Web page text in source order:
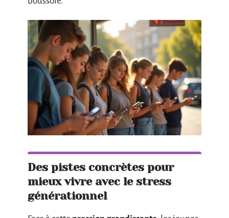
Des pistes concrètes pour
mieux vivre avec le stress
générationnel